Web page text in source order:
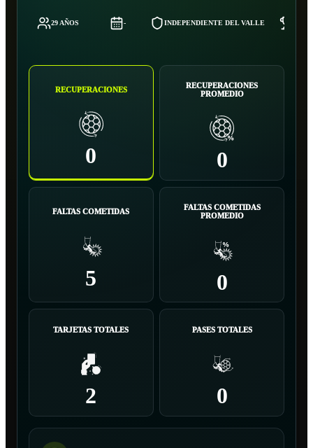
29 AÑOS - INDEPENDIENTE DEL VALLE
RECUPERACIONES
0
RECUPERACIONES
PROMEDIO
0
FALTAS COMETIDAS
5
FALTAS COMETIDAS
PROMEDIO
0
TARJETAS TOTALES
2
PASES TOTALES
0